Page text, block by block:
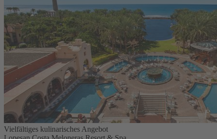
Vielfältiges kulinarisches Angebot